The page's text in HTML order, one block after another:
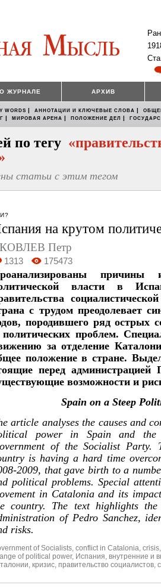
О ЖУРНАЛЕ АРХИВ
WORDS | АННОТАЦИИ И КЛЮЧЕВЫЕ СЛОВА |
| МИРОВАЯ АРЕНА | ПОЛОЖЕНИЕ ДЕЛ |
по тегу
статьи с этим тегом
на крутом
Петр
1313 175473
причины
власти в
с трудом преодолевает
породившего ряд острых
проблем.
за отделение
положение в стране.
перед администрацией
возможности и
Spain on a Steep
article analyses the causes and
power in Spain and
of the Socialist Party.
is having a hard time
2009, that gave birth to a
political problems. Special
in Catalonia and its
country. The text highlights
of Pedro Sanchez,
risks.
of Socialists conflict in Catalonia crisis
of political power, Испания внутренние и
кризис правительство социалистов